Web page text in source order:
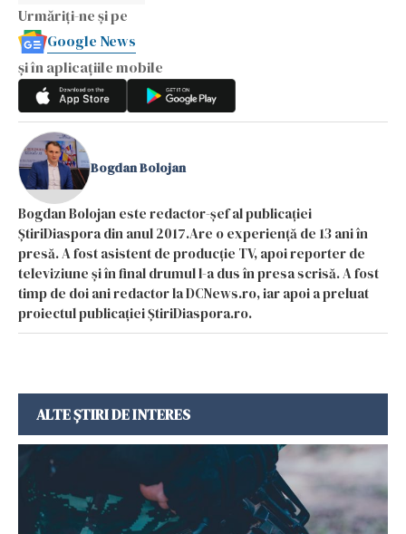
Urmăriți-ne și pe
Google News
și în aplicațiile mobile
Bogdan Bolojan
Bogdan Bolojan este redactor-șef al publicației
ȘtiriDiaspora din anul 2017.Are o experiență de 13 ani în
presă. A fost asistent de producție TV, apoi reporter de
televiziune și în final drumul l-a dus în presa scrisă. A fost
timp de doi ani redactor la DCNews.ro, iar apoi a preluat
proiectul publicației ȘtiriDiaspora.ro.
ALTE ȘTIRI DE INTERES